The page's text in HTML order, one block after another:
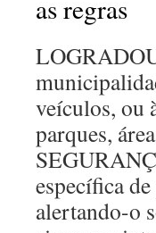
as regras
veículos, ou
parques,
específica
alertando-o